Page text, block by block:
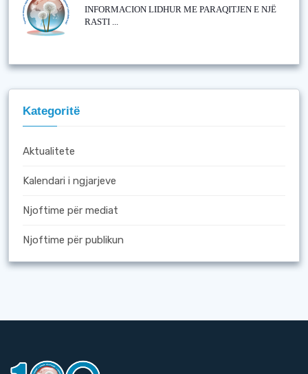
INFORMACION LIDHUR ME PARAQITJEN E NJË
RASTI ...
Kategoritë
Aktualitete
Kalendari i ngjarjeve
Njoftime për mediat
Njoftime për publikun